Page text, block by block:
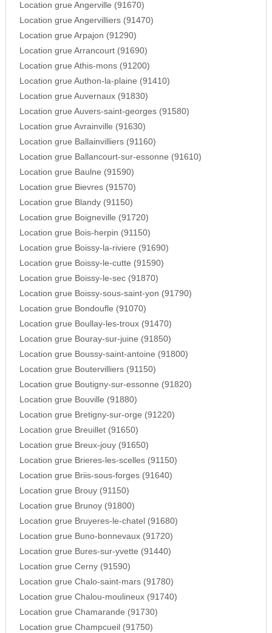
Location grue Angerville (91670)
Location grue Angervilliers (91470)
Location grue Arpajon (91290)
Location grue Arrancourt (91690)
Location grue Athis-mons (91200)
Location grue Authon-la-plaine (91410)
Location grue Auvernaux (91830)
Location grue Auvers-saint-georges (91580)
Location grue Avrainville (91630)
Location grue Ballainvilliers (91160)
Location grue Ballancourt-sur-essonne (91610)
Location grue Baulne (91590)
Location grue Bievres (91570)
Location grue Blandy (91150)
Location grue Boigneville (91720)
Location grue Bois-herpin (91150)
Location grue Boissy-la-riviere (91690)
Location grue Boissy-le-cutte (91590)
Location grue Boissy-le-sec (91870)
Location grue Boissy-sous-saint-yon (91790)
Location grue Bondoufle (91070)
Location grue Boullay-les-troux (91470)
Location grue Bouray-sur-juine (91850)
Location grue Boussy-saint-antoine (91800)
Location grue Boutervilliers (91150)
Location grue Boutigny-sur-essonne (91820)
Location grue Bouville (91880)
Location grue Bretigny-sur-orge (91220)
Location grue Breuillet (91650)
Location grue Breux-jouy (91650)
Location grue Brieres-les-scelles (91150)
Location grue Briis-sous-forges (91640)
Location grue Brouy (91150)
Location grue Brunoy (91800)
Location grue Bruyeres-le-chatel (91680)
Location grue Buno-bonnevaux (91720)
Location grue Bures-sur-yvette (91440)
Location grue Cerny (91590)
Location grue Chalo-saint-mars (91780)
Location grue Chalou-moulineux (91740)
Location grue Chamarande (91730)
Location grue Champcueil (91750)